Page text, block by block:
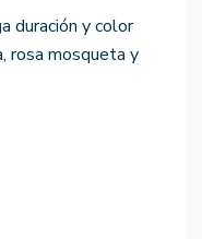
duración y color
rosa mosqueta y